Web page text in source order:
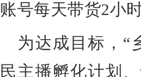
账号每天带货2小
为达成目标，“
民主播孵化计划